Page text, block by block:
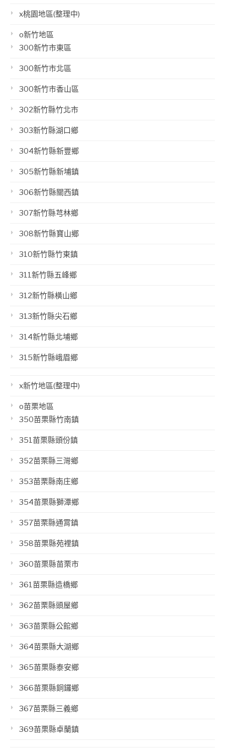
x桃園地區(整理中)
o新竹地區
300新竹市東區
300新竹市北區
300新竹市香山區
302新竹縣竹北市
303新竹縣湖口鄉
304新竹縣新豐鄉
305新竹縣新埔鎮
306新竹縣關西鎮
307新竹縣芎林鄉
308新竹縣寶山鄉
310新竹縣竹東鎮
311新竹縣五峰鄉
312新竹縣橫山鄉
313新竹縣尖石鄉
314新竹縣北埔鄉
315新竹縣峨眉鄉
x新竹地區(整理中)
o苗栗地區
350苗栗縣竹南鎮
351苗栗縣頭份鎮
352苗栗縣三灣鄉
353苗栗縣南庄鄉
354苗栗縣獅潭鄉
357苗栗縣通霄鎮
358苗栗縣苑裡鎮
360苗栗縣苗栗市
361苗栗縣造橋鄉
362苗栗縣頭屋鄉
363苗栗縣公館鄉
364苗栗縣大湖鄉
365苗栗縣泰安鄉
366苗栗縣銅鑼鄉
367苗栗縣三義鄉
369苗栗縣卓蘭鎮